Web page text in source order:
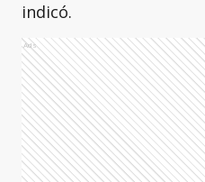
indicó.
Ads